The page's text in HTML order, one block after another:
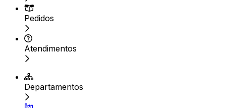
Pedidos
Atendimentos
Departamentos